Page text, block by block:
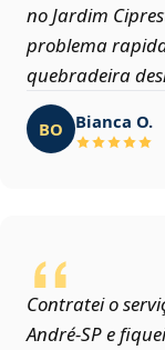
no Jardim
problema
quebradeira
BO Bianca O.
Contratei o
André‑SP e